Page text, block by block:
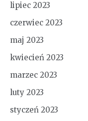
lipiec 2023
czerwiec 2023
maj 2023
kwiecień 2023
marzec 2023
luty 2023
styczeń 2023